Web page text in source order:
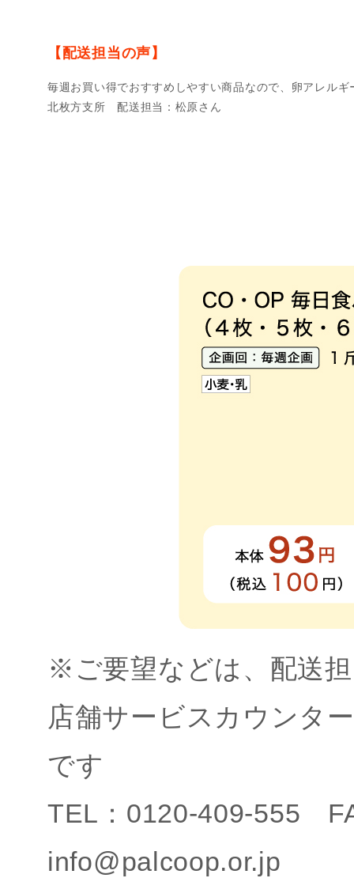
【配送担当の声】
毎週お買い得でおすすめしやすい商品なので、卵アレル
北枚方支所 配送担当：松原さん
※ご要望などは、配送
店舗サービスカウンタ
です
TEL：0120-409-555
info@palcoop.or.jp